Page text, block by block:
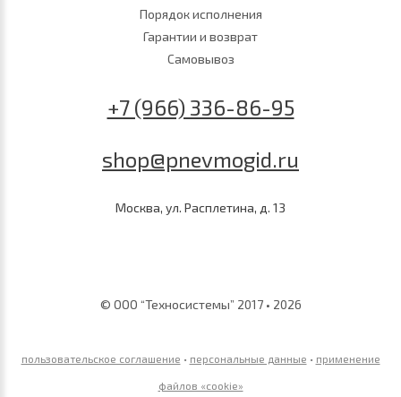
Порядок исполнения
Гарантии и возврат
Самовывоз
+7 (966) 336-86-95
shop@pnevmogid.ru
Москва, ул. Расплетина, д. 13
© ООО “Техносистемы” 2017 • 2026
пользовательское соглашение • персональные данные • применение
файлов «сookie»